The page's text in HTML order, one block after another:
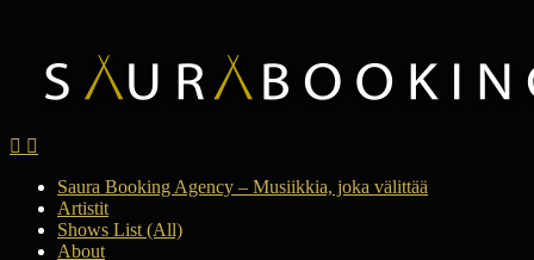
Saura Booking Agency – Musiikkia, joka välittää
Artistit
Shows List (All)
About